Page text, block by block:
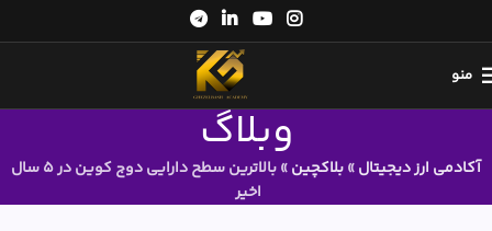
منو
وبلاگ
آکادمی ارز دیجیتال»بلاکچین»
بالاترین سطح دارایی دوج کوین در 5 سال
اخیر